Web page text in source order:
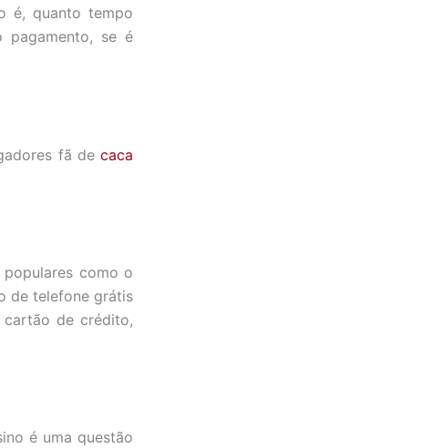
é, quanto tempo
pagamento, se é
fã de caca
como o
de telefone grátis
de crédito,
é uma questão